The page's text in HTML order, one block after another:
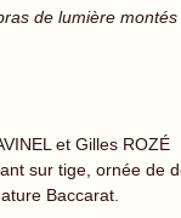
de lumière
et Gilles ROZÉ
sur tige, ornée de
Baccarat.